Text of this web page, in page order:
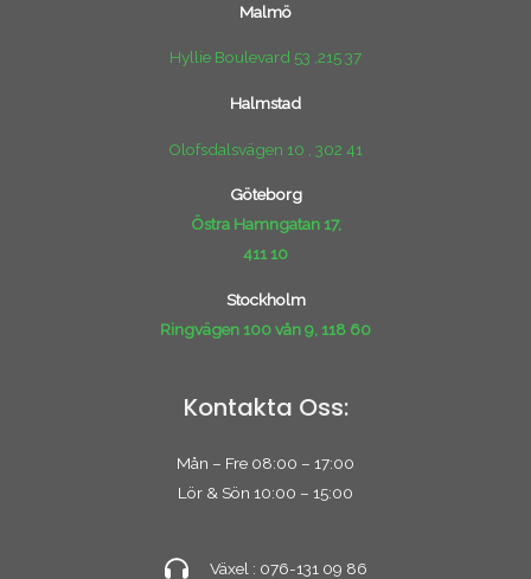
Malmö
Hyllie Boulevard 53 ,215 37
Halmstad
Olofsdalsvägen 10 , 302 41
Göteborg
Östra Hamngatan 17,
411 10
Stockholm
Ringvägen 100 vån 9, 118 60
Kontakta Oss:
Mån – Fre 08:00 – 17:00
Lör & Sön 10:00 – 15:00
Växel : 076-131 09 86